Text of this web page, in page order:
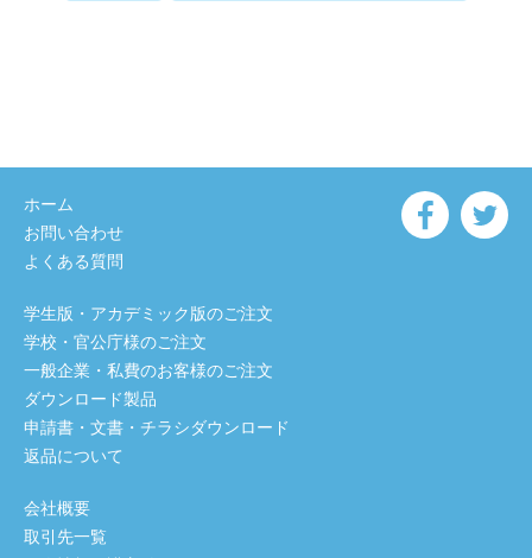
ホーム
お問い合わせ
よくある質問
学生版・アカデミック版のご注文
学校・官公庁様のご注文
一般企業・私費のお客様のご注文
ダウンロード製品
申請書・文書・チラシダウンロード
返品について
会社概要
取引先一覧